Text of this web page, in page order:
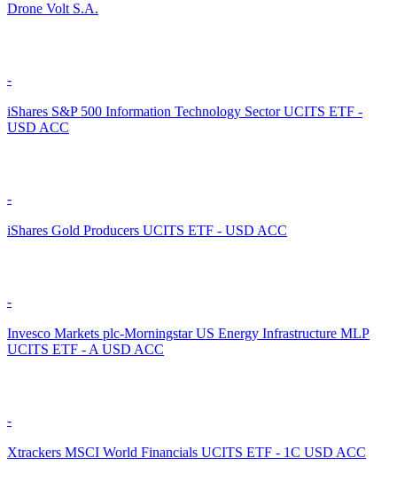
Drone Volt S.A.
-
iShares S&P 500 Information Technology Sector UCITS ETF -
USD ACC
-
iShares Gold Producers UCITS ETF - USD ACC
-
Invesco Markets plc-Morningstar US Energy Infrastructure MLP
UCITS ETF - A USD ACC
-
Xtrackers MSCI World Financials UCITS ETF - 1C USD ACC